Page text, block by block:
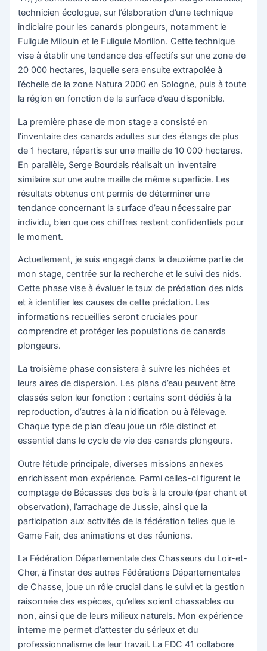
technicien écologue, sur l’élaboration d’une technique
indiciaire pour les canards plongeurs, notamment le
Fuligule Milouin et le Fuligule Morillon. Cette technique
vise à établir une tendance des effectifs sur une zone de
20 000 hectares, laquelle sera ensuite extrapolée à
l’échelle de la zone Natura 2000 en Sologne, puis à toute
la région en fonction de la surface d’eau disponible.
La première phase de mon stage a consisté en
l’inventaire des canards adultes sur des étangs de plus
de 1 hectare, répartis sur une maille de 10 000 hectares.
En parallèle, Serge Bourdais réalisait un inventaire
similaire sur une autre maille de même superficie. Les
résultats obtenus ont permis de déterminer une
tendance concernant la surface d’eau nécessaire par
individu, bien que ces chiffres restent confidentiels pour
le moment.
Actuellement, je suis engagé dans la deuxième partie de
mon stage, centrée sur la recherche et le suivi des nids.
Cette phase vise à évaluer le taux de prédation des nids
et à identifier les causes de cette prédation. Les
informations recueillies seront cruciales pour
comprendre et protéger les populations de canards
plongeurs.
La troisième phase consistera à suivre les nichées et
leurs aires de dispersion. Les plans d’eau peuvent être
classés selon leur fonction : certains sont dédiés à la
reproduction, d’autres à la nidification ou à l’élevage.
Chaque type de plan d’eau joue un rôle distinct et
essentiel dans le cycle de vie des canards plongeurs.
Outre l’étude principale, diverses missions annexes
enrichissent mon expérience. Parmi celles-ci figurent le
comptage de Bécasses des bois à la croule (par chant et
observation), l’arrachage de Jussie, ainsi que la
participation aux activités de la fédération telles que le
Game Fair, des animations et des réunions.
La Fédération Départementale des Chasseurs du Loir-et-
Cher, à l’instar des autres Fédérations Départementales
de Chasse, joue un rôle crucial dans le suivi et la gestion
raisonnée des espèces, qu’elles soient chassables ou
non, ainsi que de leurs milieux naturels. Mon expérience
interne me permet d’attester du sérieux et du
professionnalisme de leur travail. La FDC 41 collabore